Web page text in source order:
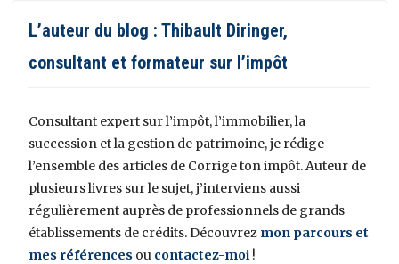
L’auteur du blog : Thibault Diringer,
consultant et formateur sur l’impôt
Consultant expert sur l’impôt, l’immobilier, la
succession et la gestion de patrimoine, je rédige
l’ensemble des articles de Corrige ton impôt. Auteur de
plusieurs livres sur le sujet, j’interviens aussi
régulièrement auprès de professionnels de grands
établissements de crédits. Découvrez mon parcours et
mes références ou contactez-moi !